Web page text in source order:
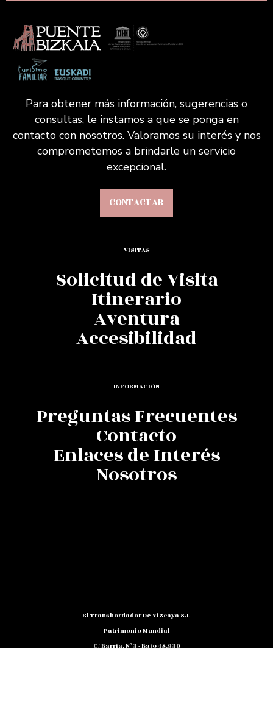
Para obtener más información, sugerencias o
consultas, le instamos a que se ponga en
contacto con nosotros. Valoramos su interés y nos
comprometemos a brindarle un servicio
excepcional.
CONTACTAR
VISITAS
Solicitud de Visita
Itinerario
Aventura
Accesibilidad
INFORMACIÓN
Preguntas Frecuentes
Contacto
Enlaces de Interés
Nosotros
El Transbordador De Vizcaya S.L
Patrimonio Mundial
C/ Barria, Nº 3 - Bajo 48.930